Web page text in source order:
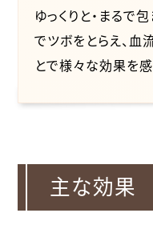
ゆっくりと・まるで
でツボをとらえ、血
とで様々な効果を感
主な効果